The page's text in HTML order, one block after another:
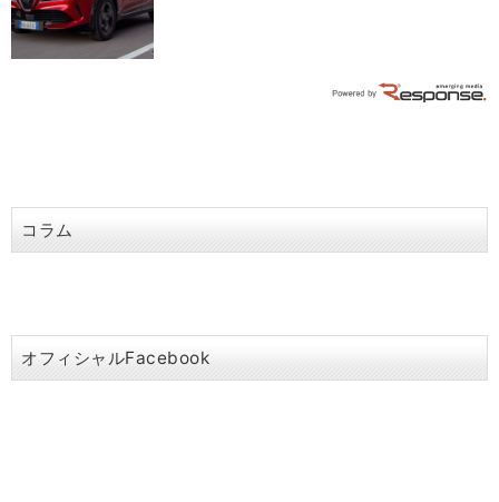
コラム
オフィシャルFacebook